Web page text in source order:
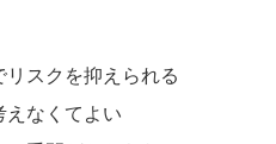
スクを抑えられる
なくてよい